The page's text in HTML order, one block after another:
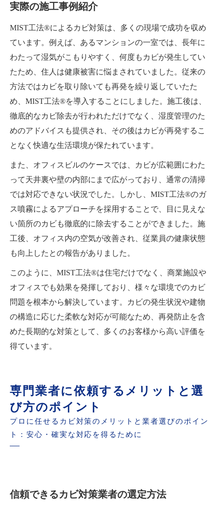
実際の施工事例紹介
MIST工法®によるカビ対策は、多くの現場で成功を収め
ています。例えば、あるマンションの一室では、長年に
わたって湿気がこもりやすく、何度もカビが発生してい
たため、住人は健康被害に悩まされていました。従来の
方法ではカビを取り除いても再発を繰り返していたた
め、MIST工法®を導入することにしました。施工後は、
徹底的なカビ除去が行われただけでなく、湿度管理のた
めのアドバイスも提供され、その後はカビが再発するこ
となく快適な生活環境が保たれています。
また、オフィスビルのケースでは、カビが広範囲にわた
って天井裏や壁の内部にまで広がっており、通常の清掃
では対応できない状況でした。しかし、MIST工法®のガ
ス噴霧によるアプローチを採用することで、目に見えな
い箇所のカビも徹底的に除去することができました。施
工後、オフィス内の空気が改善され、従業員の健康状態
も向上したとの報告がありました。
このように、MIST工法®は住宅だけでなく、商業施設や
オフィスでも効果を発揮しており、様々な環境でのカビ
問題を根本から解決しています。カビの発生状況や建物
の構造に応じた柔軟な対応が可能なため、再発防止を含
めた長期的な対策として、多くのお客様から高い評価を
得ています。
専門業者に依頼するメリットと選
び方のポイント
プロに任せるカビ対策のメリットと業者選びのポイン
ト：安心・確実な対応を得るために
信頼できるカビ対策業者の選定方法